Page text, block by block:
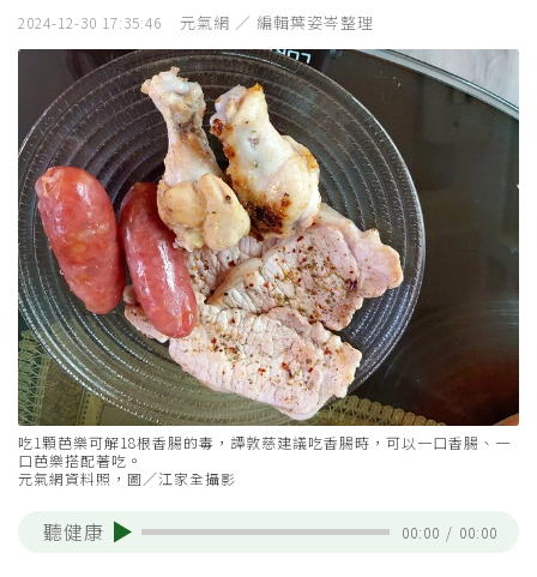
2024-12-30 17:35:46 元氣網 ／ 編輯葉姿岑整理
吃1顆芭樂可解18根香腸的毒，譚敦慈建議吃香腸時，可以一口香腸、一
口芭樂搭配著吃。
元氣網資料照，圖／江家全攝影
聽健康 00:00 / 00:00